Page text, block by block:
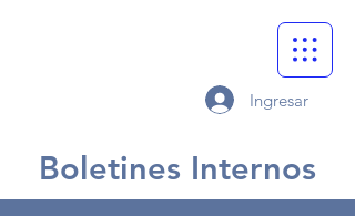
Ingresar
Boletines Internos